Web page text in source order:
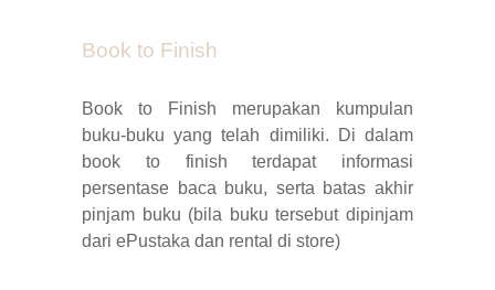
Book to Finish
Book to Finish merupakan kumpulan
buku-buku yang telah dimiliki. Di dalam
book to finish terdapat informasi
persentase baca buku, serta batas akhir
pinjam buku (bila buku tersebut dipinjam
dari ePustaka dan rental di store)